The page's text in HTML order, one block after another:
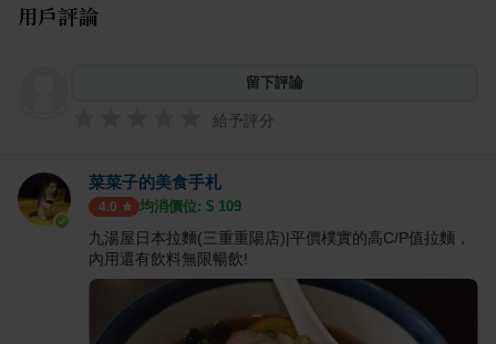
用戶評論
留下評論
給予評分
菜菜子的美食手札
4.0 均消價位: $ 109
九湯屋日本拉麵(三重重陽店)|平價樸實的高C/P值拉麵，
內用還有飲料無限暢飲!